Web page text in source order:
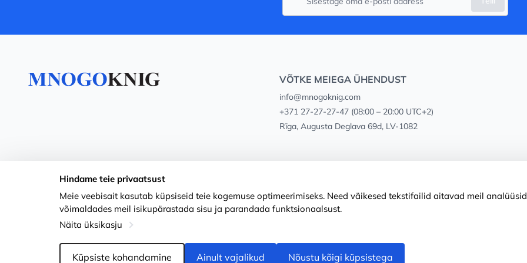
VÕTKE MEIEGA ÜHENDUST
info@mnogoknig.com
+371 27-27-27-47(08:00 – 20:00 UTC+2)
Rīga, Augusta Deglava 69d, LV-1082
Hindame teie privaatsust
Meie veebisait kasutab küpsiseid teie kogemuse optimeerimiseks. Need väikesed tekstifailid aitavad meil
võimaldades meil isikupärastada sisu ja parandada funktsionaalsust.
Näita üksikasju
Küpsiste kohandamine Ainult vajalikud Nõustu kõigi küpsistega